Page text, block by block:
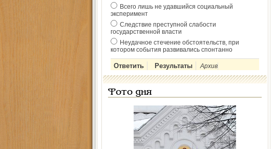
Всего лишь не удавшийся социальный
эксперимент
Следствие преступной слабости
государственной власти
Неудачное стечение обстоятельств, при
котором события развивались спонтанно
Архив
Фото дня